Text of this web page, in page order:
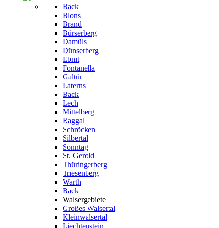
Back
Blons
Brand
Bürserberg
Damüls
Dünserberg
Ebnit
Fontanella
Galtür
Laterns
Back
Lech
Mittelberg
Raggal
Schröcken
Silbertal
Sonntag
St. Gerold
Thüringerberg
Triesenberg
Warth
Back
Walsergebiete
Großes Walsertal
Kleinwalsertal
Liechtenstein